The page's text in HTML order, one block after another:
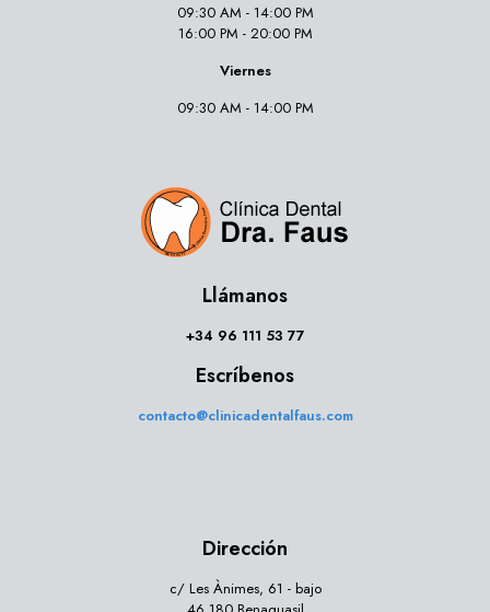
09:30 AM - 14:00 PM
16:00 PM - 20:00 PM
Viernes
09:30 AM - 14:00 PM
Llámanos
+34 96 111 53 77
Escríbenos
contacto@clinicadentalfaus.com
Dirección
c/ Les Ànimes, 61 - bajo